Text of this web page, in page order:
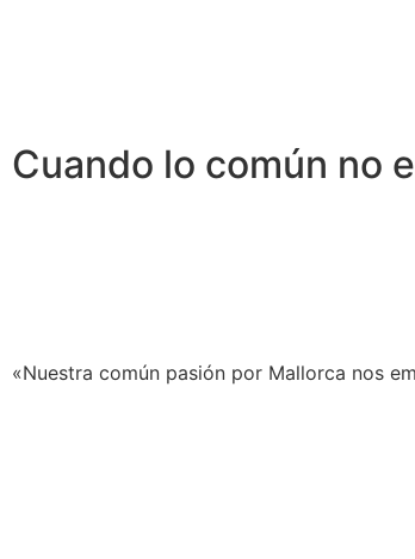
Cuando lo común no
«Nuestra común pasión por Mallorca nos